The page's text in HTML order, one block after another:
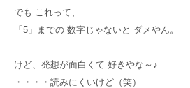
でも これって、
「5」までの 数字じゃないと ダメやん。
けど、発想が面白くて 好きやな～♪
・・・・読みにくいけど（笑）